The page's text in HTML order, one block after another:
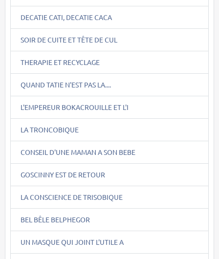
DECATIE CATI, DECATIE CACA
SOIR DE CUITE ET TÊTE DE CUL
THERAPIE ET RECYCLAGE
QUAND TATIE N'EST PAS LA....
L'EMPEREUR BOKACROUILLE ET L'I
LA TRONCOBIQUE
CONSEIL D'UNE MAMAN A SON BEBE
GOSCINNY EST DE RETOUR
LA CONSCIENCE DE TRISOBIQUE
BEL BÊLE BELPHEGOR
UN MASQUE QUI JOINT L'UTILE A